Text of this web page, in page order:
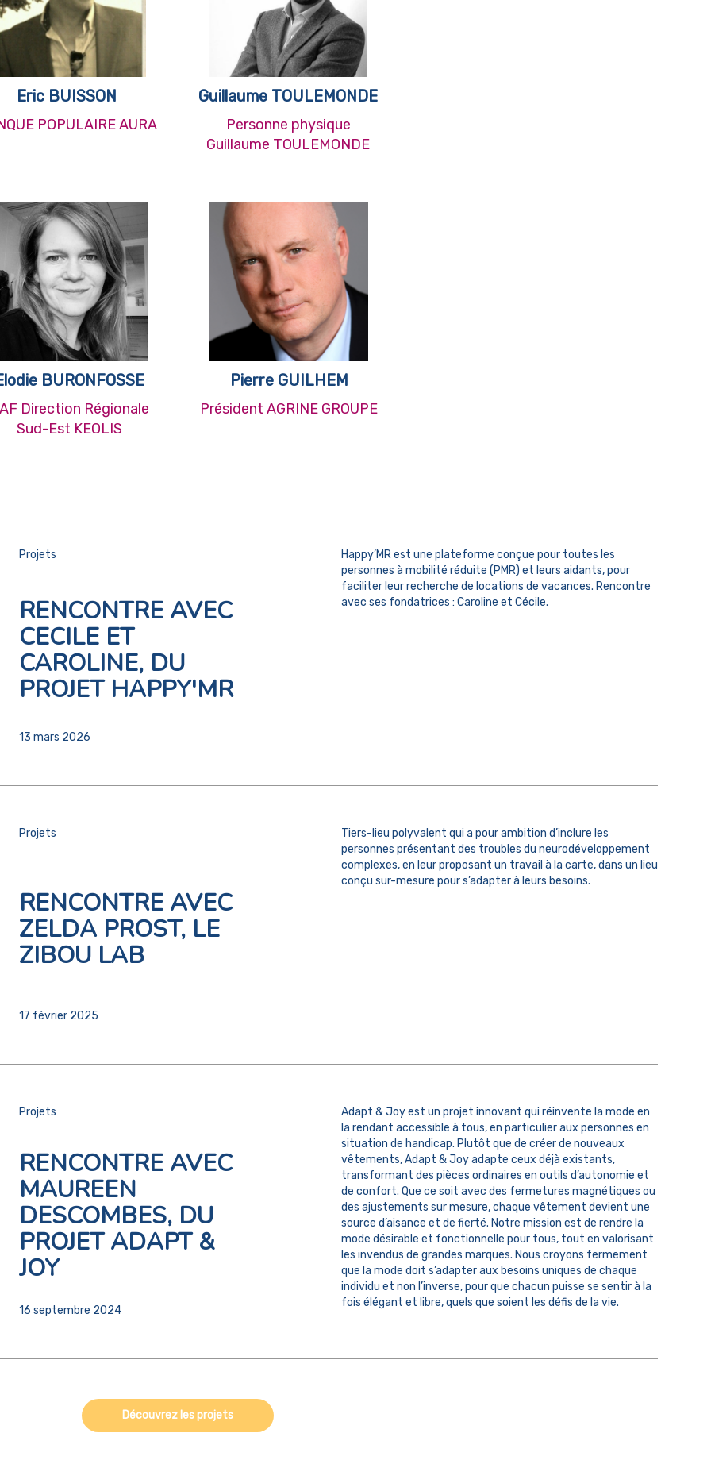
Eric BUISSON
POPULAIRE AURA
Guillaume TOULEMONDE
Personne physique
Guillaume TOULEMONDE
BURONFOSSE
Direction Régionale
Sud-Est KEOLIS
Pierre GUILHEM
Président AGRINE GROUPE
Projets
RENCONTRE AVEC
CECILE ET
CAROLINE, DU
PROJET HAPPY'MR
13 mars 2026
Happy’MR est une plateforme conçue pour toutes les
personnes à mobilité réduite (PMR) et leurs aidants, pour
faciliter leur recherche de locations de vacances. Rencontre
avec ses fondatrices : Caroline et Cécile.
Projets
RENCONTRE AVEC
ZELDA PROST, LE
ZIBOU LAB
17 février 2025
Tiers-lieu polyvalent qui a pour ambition d’inclure les
personnes présentant des troubles du neurodéveloppement
complexes, en leur proposant un travail à la carte, dans un lieu
conçu sur-mesure pour s’adapter à leurs besoins.
Projets
RENCONTRE AVEC
MAUREEN
DESCOMBES, DU
PROJET ADAPT &
JOY
16 septembre 2024
Adapt & Joy est un projet innovant qui réinvente la mode en
la rendant accessible à tous, en particulier aux personnes en
situation de handicap. Plutôt que de créer de nouveaux
vêtements, Adapt & Joy adapte ceux déjà existants,
transformant des pièces ordinaires en outils d’autonomie et
de confort. Que ce soit avec des fermetures magnétiques ou
des ajustements sur mesure, chaque vêtement devient une
source d’aisance et de fierté. Notre mission est de rendre la
mode désirable et fonctionnelle pour tous, tout en valorisant
les invendus de grandes marques. Nous croyons fermement
que la mode doit s’adapter aux besoins uniques de chaque
individu et non l’inverse, pour que chacun puisse se sentir à la
fois élégant et libre, quels que soient les défis de la vie.
Découvrez les projets